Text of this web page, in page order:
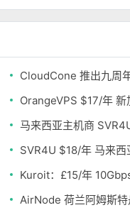
CloudCone 推出九周
OrangeVPS $17/年
SVR4U $18/年 马来西
Kuroit：£15/年